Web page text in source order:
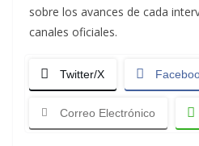
sobre los avances de cada
canales oficiales.
Twitter/X
Correo Electrónico